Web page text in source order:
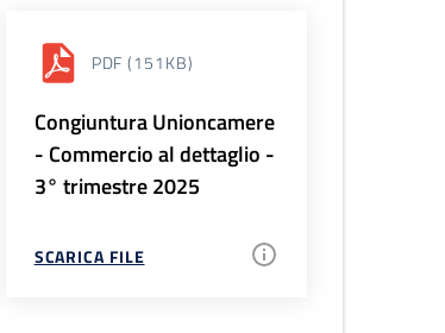
PDF (151KB)
Congiuntura Unioncamere
- Commercio al dettaglio -
3° trimestre 2025
SCARICA FILE